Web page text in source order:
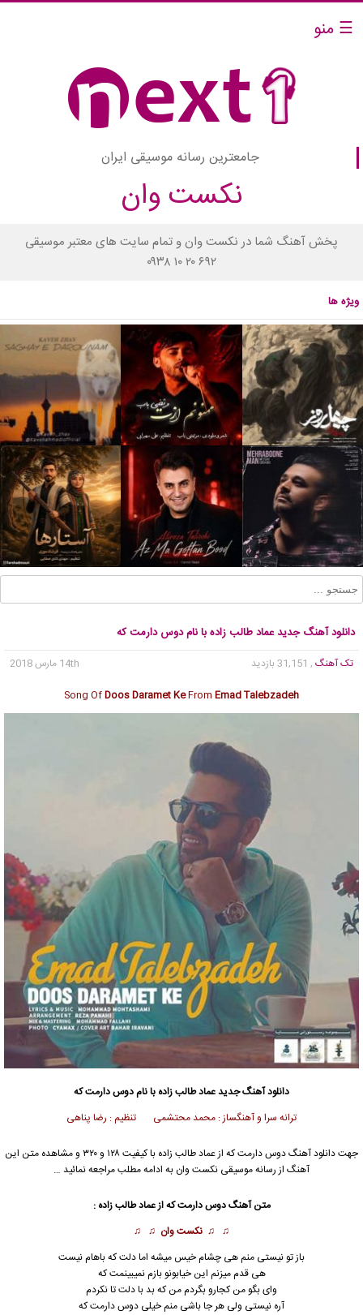
☰ منو
جامعترین رسانه موسیقی ایران
نکست وان
پخش آهنگ شما در نکست وان و تمام سایت های معتبر موسیقی
۰۹۳۸ ۱۰ ۲۰ ۶۹۲
ویژه ها
دانلود آهنگ جدید عماد طالب زاده با نام دوس دارمت که
تک آهنگ , 31,151 بازدید
14th مارس 2018
Song OfDoos Daramet KeFrom Emad Talebzadeh
دانلود آهنگ جدیدعماد طالب زاده با نام دوس دارمت که
ترانه سرا و آهنگساز : محمد محتشمی تنظیم : رضا پناهی
جهت دانلود آهنگ دوس دارمت که ازعماد طالب زاده
با کیفیت ۱۲۸ و ۳۲۰ و مشاهده متن این
آهنگ از رسانه موسیقی نکست وان به ادامه مطلب مراجعه نمائید …
متن آهنگدوس دارمت کهازعماد طالب زاده :
♫ ♫ نکست وان ♫ ♫
باز تو نیستی منم هی چشام خیس میشه اما دلت که باهام نیست
هی قدم میزنم این خیابونو بازم نمیبینمت که
وای بگو من کجارو بگردم من که بد با دلت تا نکردم
آره نیستی ولی هر جا باشی منم خیلی دوس دارمت که